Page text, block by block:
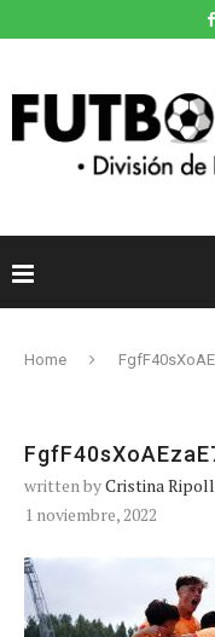
Home
written byCristina Ripoll
1 noviembre, 2022